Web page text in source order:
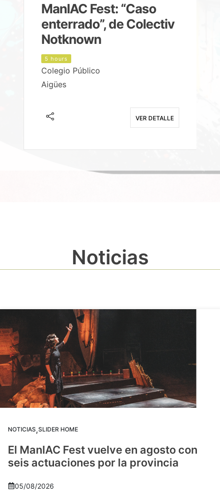
ManIAC Fest: “Caso
enterrado”, de Colectiv
Notknown
5 hours
Colegio Público
Aigües
VER DETALLE
Noticias
NOTICIAS,SLIDER HOME
El ManIAC Fest vuelve en agosto con
seis actuaciones por la provincia
05/08/2026